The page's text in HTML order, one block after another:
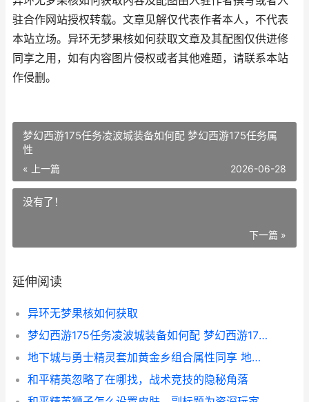
驻合作网站授权转载。文章见解仅代表作者本人，不代表
本站立场。异环无梦果核如何获取文章及其配图仅供进修
同享之用，如有内容图片侵权或者其他难题，请联系本站
作侵删。
梦幻西游175任务凌波城装备如何配 梦幻西游175任务属
性
« 上一篇 2026-06-28
没有了！
下一篇 »
延伸阅读
异环无梦果核如何获取
梦幻西游175任务凌波城装备如何配 梦幻西游175任务属性
地下城与勇士精灵套加黄金乡组合属性同享 地下城与勇士精髓怎么用
和平精英忽略了在哪找，战术竞技的隐秘角落